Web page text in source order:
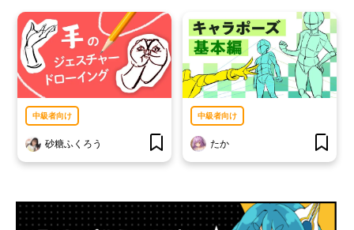
中級者向け
砂糖ふくろう
中級者向け
たか